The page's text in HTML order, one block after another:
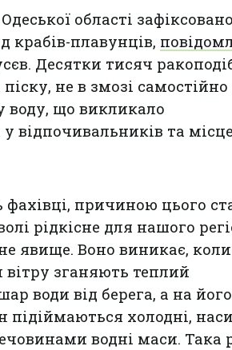
області
крабів-плавунців,
Десятки тисяч
не в змозі самостійно
воду, що викликало
відпочивальників та
причиною цього
рідкісне для нашого
явище. Воно виникає, коли
вітру зганяють теплий
води від берега, а на його
підіймаються холодні,
водні маси. Така